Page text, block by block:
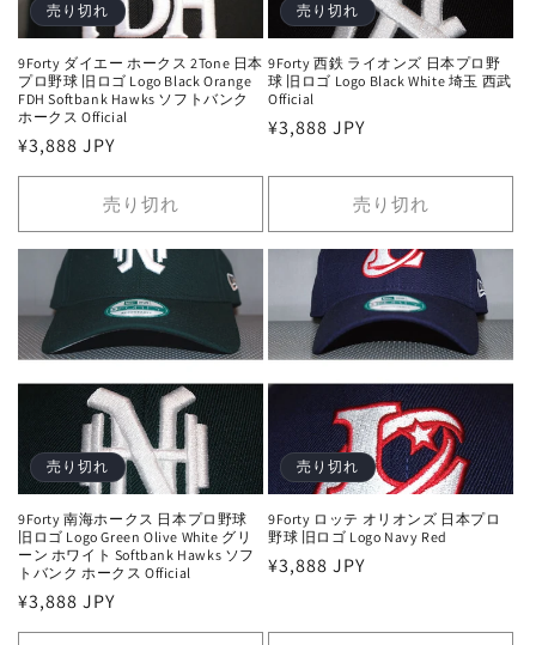
売り切れ
9Forty ダイエー ホークス 2Tone 日本
プロ野球 旧ロゴ Logo Black Orange
FDH Softbank Hawks ソフトバンク
ホークス Official
通
常
格
¥3,888 JPY
売り切れ
売り切れ
9Forty 西鉄 ライオンズ 日本プロ野
球 旧ロゴ Logo Black White 埼玉 西武
Official
通
価
¥3,888 JPY
売り切れ
売り切れ
9Forty 南海ホークス 日本プロ野球
旧ロゴ Logo Green Olive White グリ
ーン ホワイト Softbank Hawks ソフ
トバンク ホークス Official
通
常
¥3,888 JPY
売り切れ
9Forty ロッテ オリオンズ 日本プロ
野球 旧ロゴ Logo Navy Red
通
¥3,888 JPY